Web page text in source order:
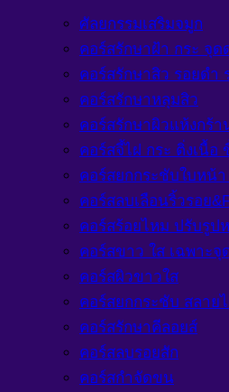
ศัลยกรรมเสริมจมูก
คอร์สรักษาฝ้า กระ จุด
คอร์สรักษาสิว รอยดำ
คอร์สรักษาหลุมสิว
คอร์สรักษาผิวแห้งกร้
คอร์สจี้ไฝ กระ ติ่งเนื้อ
คอร์สยกกระชับใบหน้า
คอร์สลบเลือนริ้วรอย
คอร์สร้อยไหม ปรับรูป
คอร์สขาว ใส เฉพาะจุ
คอร์สผิวขาวใส
คอร์สยกกระชับ สลาย
คอร์สรักษาคีลอยส์
คอร์สลบรอยสัก
คอร์สกำจัดขน